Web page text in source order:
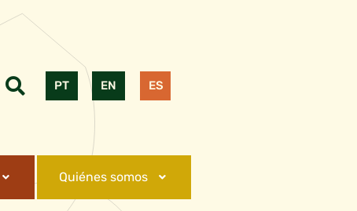
PT EN ES
Quiénes somos